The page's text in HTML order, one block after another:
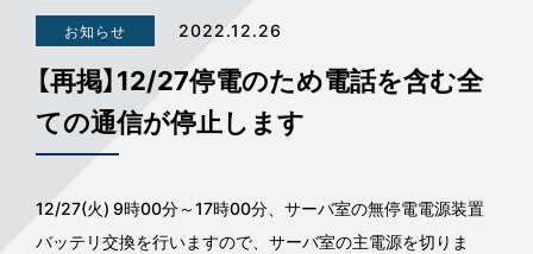
お知らせ 2022.12.26
【再掲】12/27停電のため電話を含む全
ての通信が停止します
12/27(火) 9時00分～17時00分、サーバ室の無停電電源装置
バッテリ交換を行いますので、サーバ室の主電源を切りま